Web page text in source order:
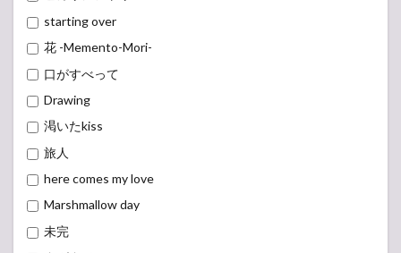
starting over
花 -Memento-Mori-
口がすべって
Drawing
渇いたkiss
旅人
here comes my love
Marshmallow day
未完